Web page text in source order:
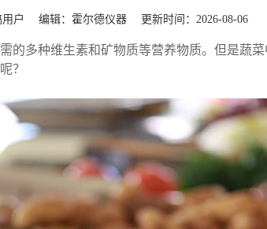
用户 编辑： 霍尔德仪器 更新时间：2026-08-06
多种维生素和矿物质等营养物质。但是蔬
？